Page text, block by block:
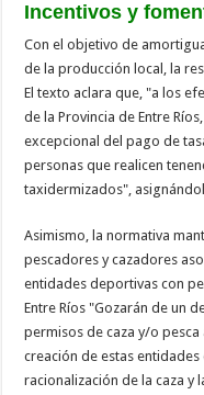
Incentivos y
Con el objetivo de
de la producción local, la
El texto aclara que, "a los
de la Provincia de Entre
excepcional del pago de
personas que realicen
taxidermizados",
Asimismo, la normativa
pescadores y cazadores
entidades deportivas con
Entre Ríos "Gozarán de un
permisos de caza y/o
creación de estas
racionalización de la caza y